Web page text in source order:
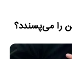
را می‌پسندد؟